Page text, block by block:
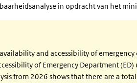
in opdracht van het
and accessibility of
of Emergency Department
from 2026 shows that there are a